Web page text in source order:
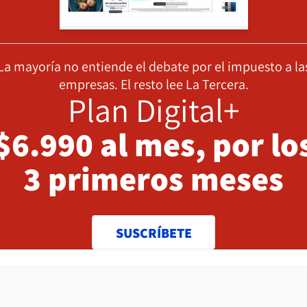
mayoría no entiende el debate por el impuesto a
empresas. El resto lee La Tercera.
Plan Digital+
al mes, por
3 primeros meses
SUSCRÍBETE